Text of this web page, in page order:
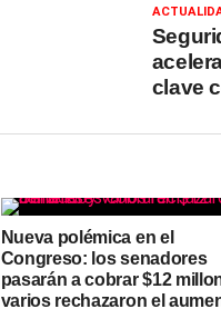
clave
Nueva polémica en el
Congreso: los senadores
pasarán a cobrar $12
varios rechazaron el